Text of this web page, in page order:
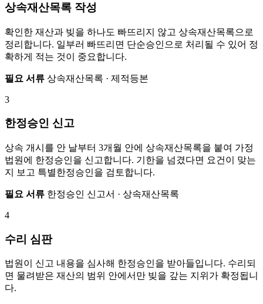
상속재산목록 작성
확인한 재산과 빚을 하나도 빠뜨리지 않고 상속재산목록으로
정리합니다. 일부러 빠뜨리면 단순승인으로 처리될 수 있어 정
확하게 적는 것이 중요합니다.
필요 서류 상속재산목록 · 제적등본
3
한정승인 신고
상속 개시를 안 날부터 3개월 안에 상속재산목록을 붙여 가정
법원에 한정승인을 신고합니다. 기한을 넘겼다면 요건이 맞는
지 보고 특별한정승인을 검토합니다.
필요 서류 한정승인 신고서 · 상속재산목록
4
수리 심판
법원이 신고 내용을 심사해 한정승인을 받아들입니다. 수리되
면 물려받은 재산의 범위 안에서만 빚을 갚는 지위가 확정됩니
다.